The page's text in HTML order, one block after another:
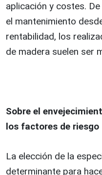
aplicación y costes.
el mantenimiento
rentabilidad, los
de madera suelen ser
Sobre el
los factores de riesgo
La elección de la
determinante para